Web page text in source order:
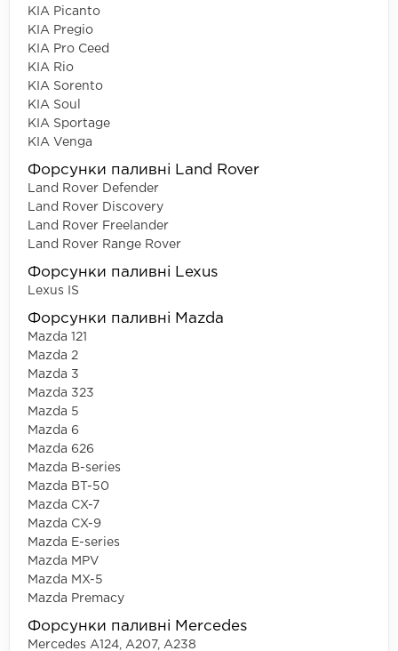
KIA Picanto
KIA Pregio
KIA Pro Ceed
KIA Rio
KIA Sorento
KIA Soul
KIA Sportage
KIA Venga
Форсунки паливні Land Rover
Land Rover Defender
Land Rover Discovery
Land Rover Freelander
Land Rover Range Rover
Форсунки паливні Lexus
Lexus IS
Форсунки паливні Mazda
Mazda 121
Mazda 2
Mazda 3
Mazda 323
Mazda 5
Mazda 6
Mazda 626
Mazda B-series
Mazda BT-50
Mazda CX-7
Mazda CX-9
Mazda E-series
Mazda MPV
Mazda MX-5
Mazda Premacy
Форсунки паливні Mercedes
Mercedes A124, A207, A238